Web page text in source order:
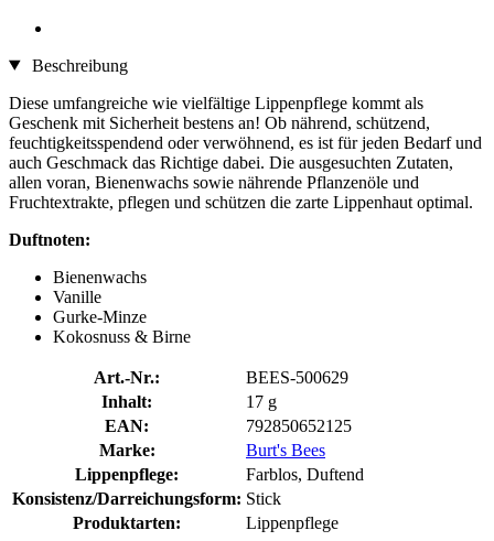
Beschreibung
Diese umfangreiche wie vielfältige Lippenpflege kommt als
Geschenk mit Sicherheit bestens an! Ob nährend, schützend,
feuchtigkeitsspendend oder verwöhnend, es ist für jeden Bedarf und
auch Geschmack das Richtige dabei. Die ausgesuchten Zutaten,
allen voran, Bienenwachs sowie nährende Pflanzenöle und
Fruchtextrakte, pflegen und schützen die zarte Lippenhaut optimal.
Duftnoten:
Bienenwachs
Vanille
Gurke-Minze
Kokosnuss & Birne
Art.-Nr.:
BEES-500629
Inhalt:
17 g
EAN:
792850652125
Marke:
Burt's Bees
Lippenpflege:
Farblos, Duftend
Konsistenz/Darreichungsform: Stick
Produktarten:
Lippenpflege